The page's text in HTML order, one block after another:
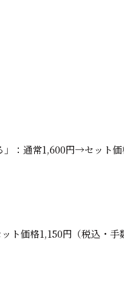
」：通常1,600円→セット
ト価格1,150円（税込・手